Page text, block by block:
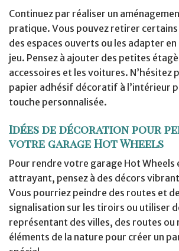
Continuez par réaliser un
pratique. Vous pouvez retirer
des espaces ouverts ou les adapter
jeu. Pensez à ajouter des petites
accessoires et les voitures. N’hésitez
papier adhésif décoratif à l’intérieur
touche personnalisée.
Idées de décoration pour
votre garage Hot Wheels
Pour rendre votre garage Hot Wheels
attrayant, pensez à des décors
Vous pourriez peindre des routes et
signalisation sur les tiroirs ou utiliser
représentant des villes, des routes ou
éléments de la nature pour créer un